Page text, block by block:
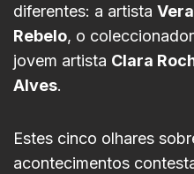
diferentes: a artista
Rebelo, o coleccionador
jovem artista Clara
Alves.
Estes cinco olhares
acontecimentos